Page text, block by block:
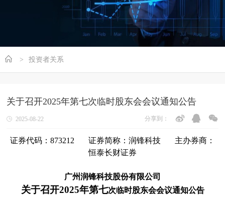
投资者关系
关于召开2025年第七次临时股东会会议通知公告
2025-08-22 分享到：
证券代码： 873212 证券简称： 润锋科技
主办券商：
恒泰长财证券
广州润锋科技股份有限公司
关于召开2025年第七次临时股东会会议通知公告